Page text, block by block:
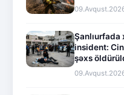
Şanlıurfada
insident:
şəxs